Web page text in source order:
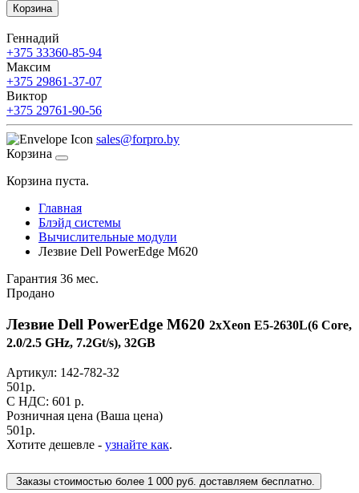
Корзина
Геннадий
+375 33360-85-94
Максим
+375 29861-37-07
Виктор
+375 29761-90-56
sales@forpro.by
Корзина
Корзина пуста.
Главная
Блэйд системы
Вычислительные модули
Лезвие Dell PowerEdge M620
Гарантия 36 мес.
Продано
Лезвие Dell PowerEdge M620 2xXeon E5-2630L(6 Core,
2.0/2.5 GHz, 7.2Gt/s), 32GB
Артикул: 142-782-32
501р.
C НДС: 601 р.
Розничная цена (Ваша цена)
501р.
Хотите дешевле - узнайте как.
Заказы стоимостью более 1 000 руб. доставляем бесплатно.